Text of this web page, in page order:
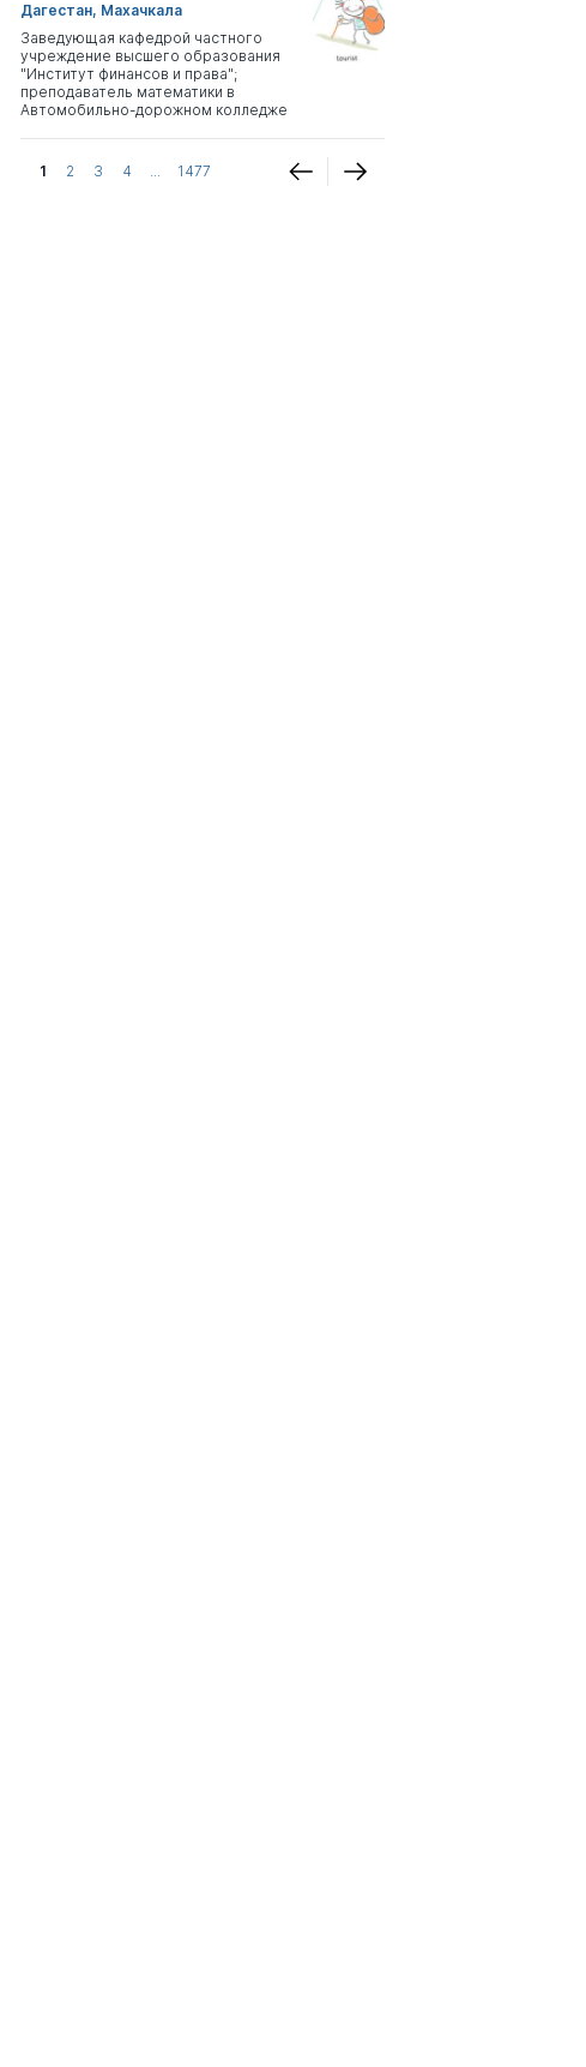
Дагестан, Махачкала
Заведующая кафедрой частного
учреждение высшего образования
"Институт финансов и права";
преподаватель математики в
Автомобильно-дорожном колледже
1 2 3 4 ... 1477